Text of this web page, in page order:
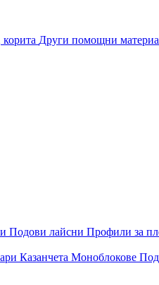
Други помощни
Подови лайсни Профили за
Казанчета Моноблокове